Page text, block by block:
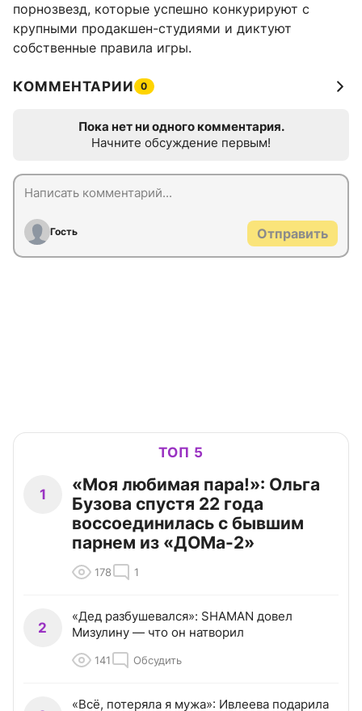
порнозвезд, которые успешно конкурируют с
крупными продакшен-студиями и диктуют
собственные правила игры.
КОММЕНТАРИИ 0
Пока нет ни одного комментария.
Начните обсуждение первым!
Гость Отправить
ТОП 5
1
«Моя любимая пара!»: Ольга
Бузова спустя 22 года
воссоединилась с бывшим
парнем из «ДОМа-2»
178 1
2
«Дед разбушевался»: SHAMAN довел
Мизулину — что он натворил
141 Обсудить
«Всё, потеряла я мужа»: Ивлеева подарила